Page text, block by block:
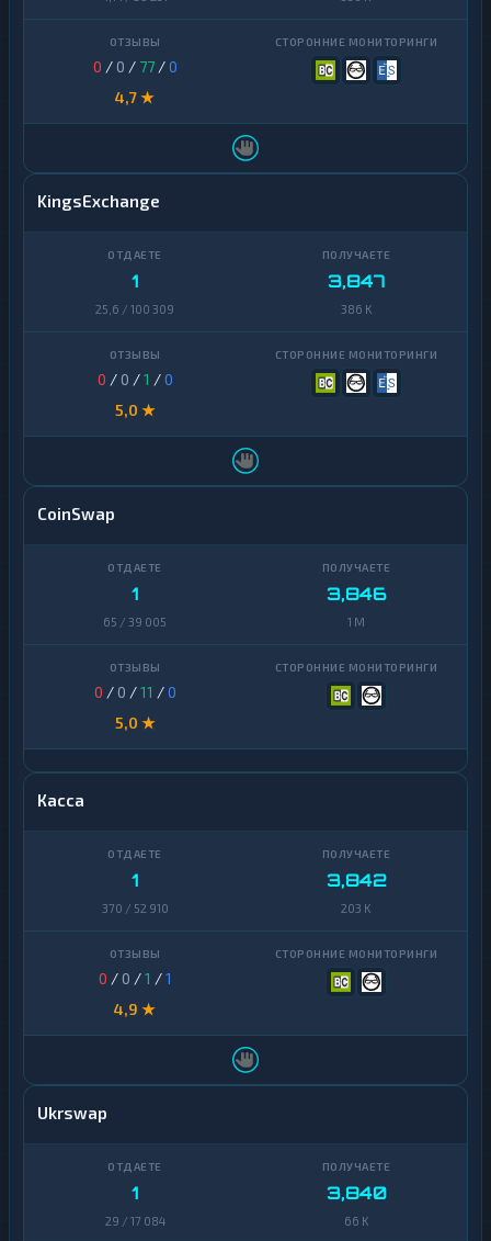
0 / 0 / 77/0
4,7 ★
KingsExchange
1
25,6 / 100 309
3,847
386 K
0 / 0 /1 /0
5,0 ★
CoinSwap
1
65 / 39 005
3,846
1 M
0 / 0 /11 /0
5,0 ★
Касса
1
370 / 52 910
3,842
203 K
0 / 0 /1 /1
4,9 ★
Ukrswap
1
29 / 17 084
3,840
66 K